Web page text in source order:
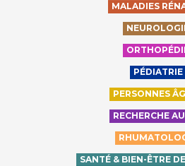
MALADIES
PÉDIATRIE
PERSONNES
RECHERCHE
SANTÉ & BIEN-ÊTRE